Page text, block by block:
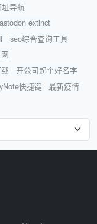
导航
extinct
seo综合查询工具
开公司起个好名字
快捷键 最新疫情